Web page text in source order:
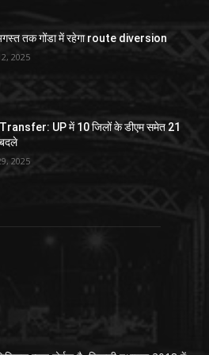
तक गोंडा में रहेगा route diversion
2025
UP में 10 जिलों के डीएम समेत 21
2025